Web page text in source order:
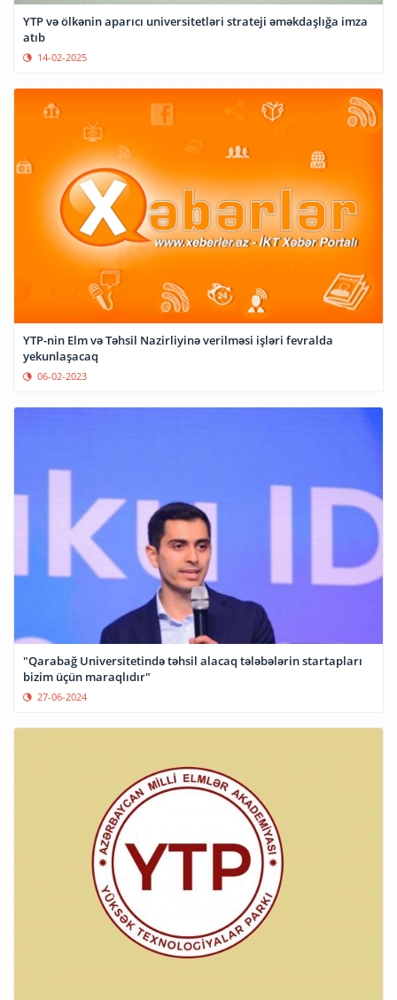
YTP və ölkənin aparıcı universitetləri strateji əməkdaşlığa imza
atıb
14-02-2025
YTP-nin Elm və Təhsil Nazirliyinə verilməsi işləri fevralda
yekunlaşacaq
06-02-2023
"Qarabağ Universitetində təhsil alacaq tələbələrin startapları
bizim üçün maraqlıdır"
27-06-2024